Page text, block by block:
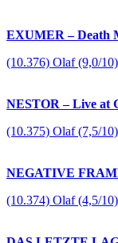
EXUMER – Death
(10.376) Olaf (9,0/
NESTOR – Live at
(10.375) Olaf (7,5/
NEGATIVE
(10.374) Olaf (4,5/